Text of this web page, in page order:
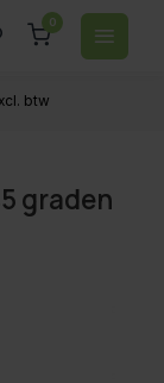
0
btw
graden